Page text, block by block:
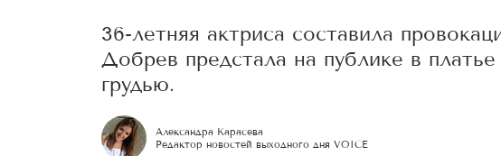
36-летняя актриса составила
Добрев предстала на публике в
грудью.
Александра Карасева
Редактор новостей выходного дня VOICE